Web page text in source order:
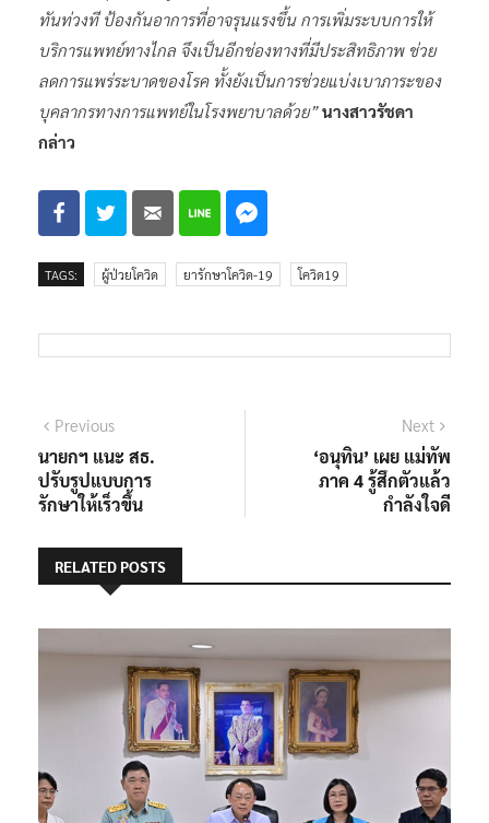
ทันท่วงที ป้องกันอาการที่อาจรุนแรงขึ้น การเพิ่มระบบการให้
บริการแพทย์ทางไกล จึงเป็นอีกช่องทางที่มีประสิทธิภาพ ช่วย
ลดการแพร่ระบาดของโรค ทั้งยังเป็นการช่วยแบ่งเบาภาระของ
บุคลากรทางการแพทย์ในโรงพยาบาลด้วย”นางสาวรัชดา
กล่าว
TAGS: ผู้ป่วยโควิด ยารักษาโควิด-19 โควิด19
แนะแนว
เรื่อง
PreviousPrevious
post:
นายกฯ แนะ สธ.
ปรับรูปแบบการ
รักษาให้เร็วขึ้น
Next
‘อนุทิน’ เผย แม่ทัพ
ภาค 4 รู้สึกตัวแล้ว
กำลังใจดี
RELATED POSTS